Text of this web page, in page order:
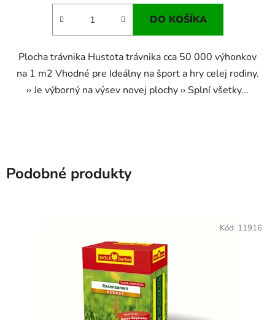
DO KOŠÍKA
Plocha trávnika Hustota trávnika cca 50 000 výhonkov
na 1 m2 Vhodné pre Ideálny na šport a hry celej rodiny.
›› Je výborný na výsev novej plochy ›› Splní všetky...
Podobné produkty
Kód: 11916